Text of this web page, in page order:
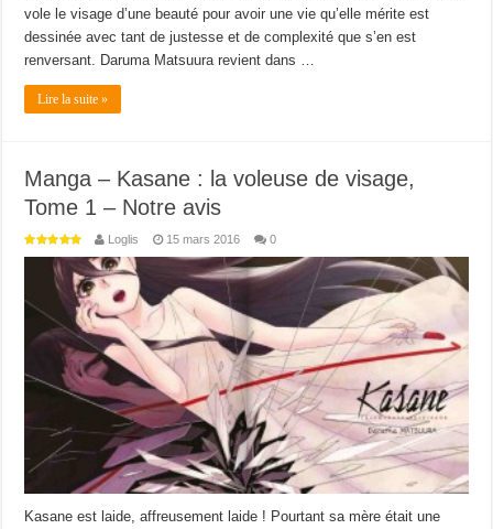
vole le visage d’une beauté pour avoir une vie qu’elle mérite est
dessinée avec tant de justesse et de complexité que s’en est
renversant. Daruma Matsuura revient dans …
Lire la suite »
Manga – Kasane : la voleuse de visage,
Tome 1 – Notre avis
Loglis 15 mars 2016 0
Kasane est laide, affreusement laide ! Pourtant sa mère était une